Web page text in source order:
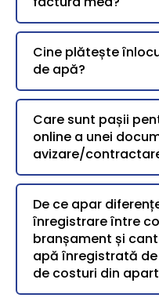
Cine plătește
de apă?
Care sunt pașii
online a unei
avizare/
De ce apar
înregistrare între
branșament și
apă înregistrată
de costuri din